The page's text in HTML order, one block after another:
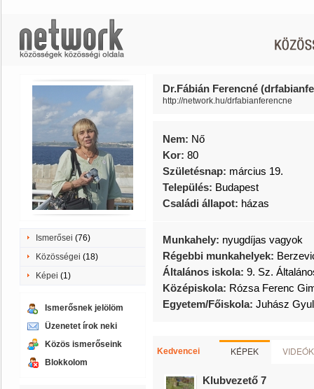
Ismerősei (76)
Közösségei (18)
Képei (1)
Ismerősnek jelölöm
Üzenetet írok neki
Közös ismerőseink
Blokkolom
Dr.Fábián Ferencné
http://network.hu/drfabianferencne
Nem: Nő
Kor: 80
Születésnap: március 19.
Település: Budapest
Családi állapot: házas
Munkahely: nyugdíjas vagyok
Régebbi munkahelyek:
Általános iskola: 9. Sz.
Középiskola: Rózsa Ferenc
Egyetem/Főiskola: Juhász
Kedvencei KÉPEK VIDEÓK
Klubvezető 7